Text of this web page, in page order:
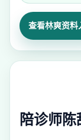
查看林爽资料
陪诊师陈